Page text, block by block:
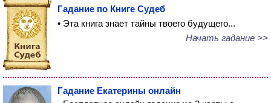
Гадание по Книге Судеб
• Эта книга знает тайны твоего будущего...
Начать гадание >>
Гадание Екатерины онлайн